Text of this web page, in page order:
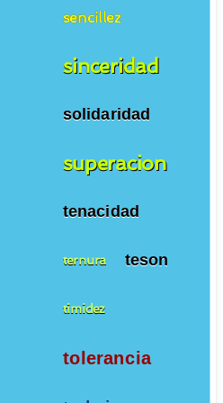
sencillez
sinceridad
solidaridad
superacion
tenacidad
ternura teson
timidez
tolerancia